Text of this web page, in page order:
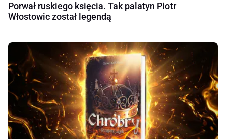
Porwał ruskiego księcia. Tak palatyn Piotr
Włostowic został legendą